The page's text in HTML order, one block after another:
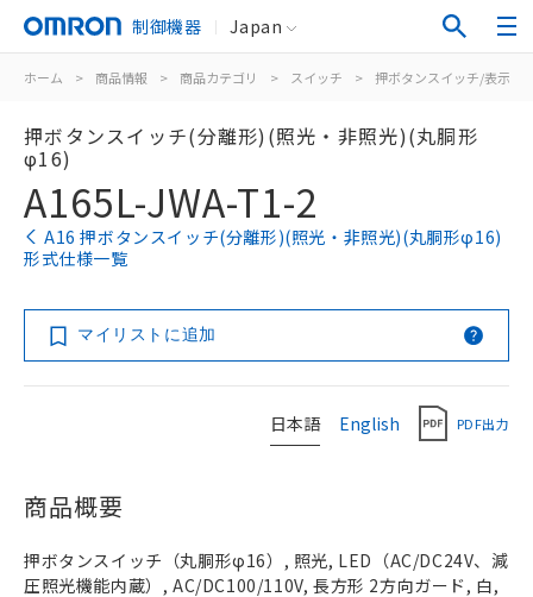
制御機器 Japan
ホーム > 商品情報 > 商品カテゴリ > スイッチ > 押ボタンスイッチ/表示灯
押ボタンスイッチ(分離形)(照光・非照光)(丸胴形
φ16)
A165L-JWA-T1-2
A16 押ボタンスイッチ(分離形)(照光・非照光)(丸胴形φ16)
形式仕様一覧
マイリストに追加
日本語 English PDF出力
商品概要
押ボタンスイッチ（丸胴形φ16）, 照光, LED（AC/DC24V、減
圧照光機能内蔵）, AC/DC100/110V, 長方形 2方向ガード, 白,